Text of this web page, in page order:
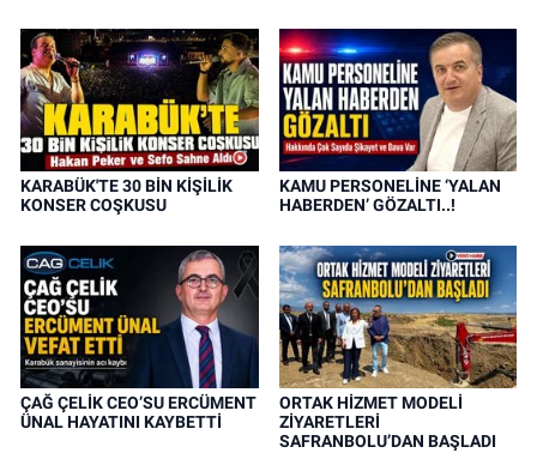
KARABÜK'TE 30 BİN KİŞİLİK
KONSER COŞKUSU
KAMU PERSONELİNE ‘YALAN
HABERDEN’ GÖZALTI..!
ÇAĞ ÇELİK CEO’SU ERCÜMENT
ÜNAL HAYATINI KAYBETTİ
ORTAK HİZMET MODELİ
ZİYARETLERİ
SAFRANBOLU’DAN BAŞLADI